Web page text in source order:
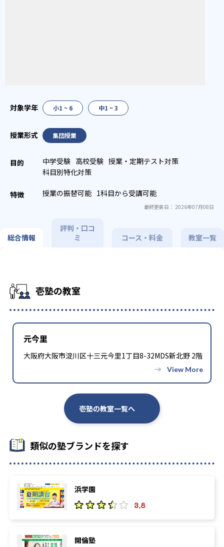
小1 ~ 6 中1 ~ 3
集団授業
中学受験 高校受験 授業・定期テスト対策
科目別特化対策
授業の振替可能 1科目から受講可能
最終更新日： 2026年07月08日
総合情報
評判・口コ
ミ
コース・料金 教室一覧
壱塾の教室
元今里
大阪府大阪市淀川区十三元今里1丁目8-32MDS新北野 2階
壱塾の教室一覧へ
類似の塾ブランドを探す
浜学園
3.8
開倫塾